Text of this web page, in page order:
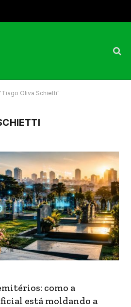
Oliva Schietti"
como a
está moldando a